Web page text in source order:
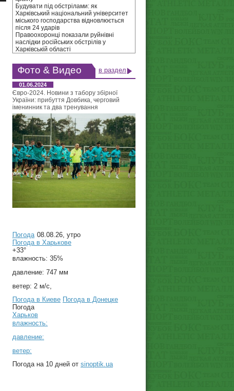
Будувати під обстрілами: як
Харківський національний університет
міського господарства відновлюється
після 24 ударів
Правоохоронці показали руйнівні
наслідки російських обстрілів у
Харківській області
Фото & Видео в раздел
01.06.2024
Євро-2024. Новини з табору збірної
України: прибуття Довбика, черговий
іменинник та два тренування
Погода 08.08.26, утро
Погода в Харькове
+33°
влажность: 35%
давление: 747 мм
ветер: 2 м/с,
Погода в Киеве Погода в Донецке
Погода
Харьков
влажность:
давление:
ветер:
Погода на 10 дней от sinoptik.ua